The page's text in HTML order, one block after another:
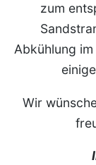
zum
Abkühlung
Wir